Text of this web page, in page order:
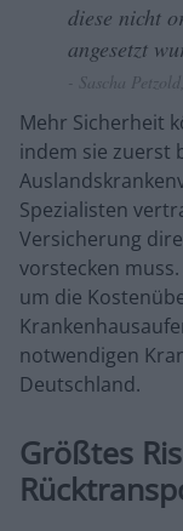
diese nicht
angesetzt
- Sascha
Mehr Sicherheit
indem sie zuerst
Spezialisten
Versicherung
vorstecken
um die
notwendigen
Deutschland.
Größtes